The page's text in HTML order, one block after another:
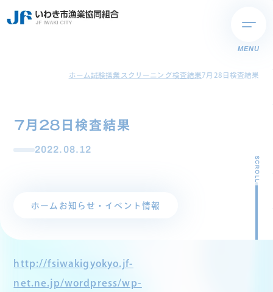
MENU
ホーム試験操業スクリーニング検査結果7月28日検査結果
7月28日検査結果
2022.08.12
ホーム お知らせ・イベント情報
SCROLL
http://fsiwakigyokyo.jf-
net.ne.jp/wordpress/wp-